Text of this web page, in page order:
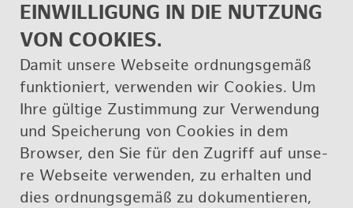
EIN­WIL­LI­GUNG IN DIE NUT­ZUNG
VON COO­KIES.
Damit un­se­re Web­sei­te ord­nungs­ge­mäß
funk­tio­niert, ver­wen­den wir Coo­kies. Um
Ihre gül­ti­ge Zu­stim­mung zur Ver­wen­dung
und Spei­che­rung von Coo­kies in dem
Brow­ser, den Sie für den Zu­griff auf un­se­
re Web­sei­te ver­wen­den, zu er­hal­ten und
dies ord­nungs­ge­mäß zu do­ku­men­tie­ren,